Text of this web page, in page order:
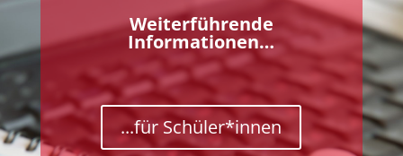
Weiterführende
Informationen…
...für Schüler*innen